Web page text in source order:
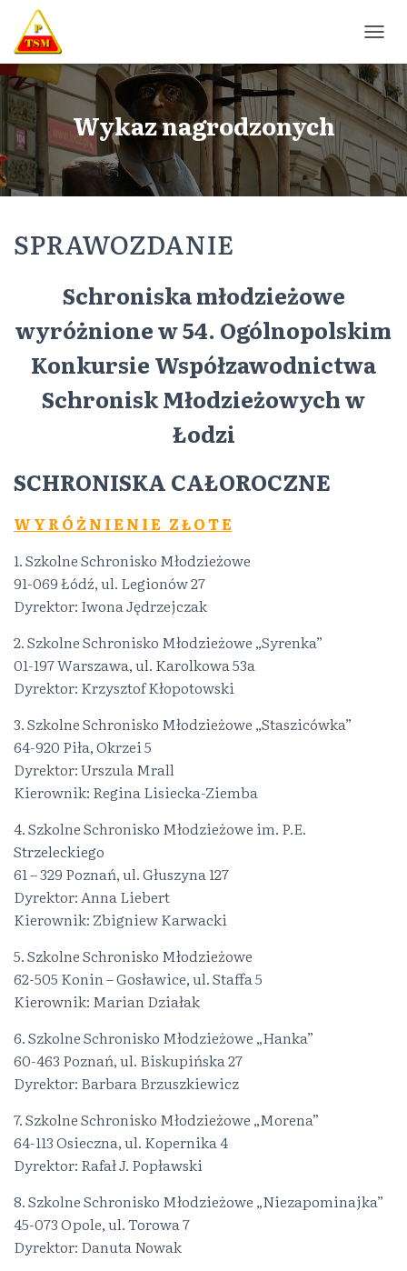
R
Z
E
Ł
Ą
N
A
Wykaz nagrodzonych
SPRAWOZDANIE
Schroniska młodzieżowe
wyróżnione w 54. Ogólnopolskim
Konkursie Współzawodnictwa
Schronisk Młodzieżowych w
Łodzi
SCHRONISKA CAŁOROCZNE
W Y R Ó Ż N I E N I E Z Ł O T E
1. Szkolne Schronisko Młodzieżowe
91-069 Łódź, ul. Legionów 27
Dyrektor: Iwona Jędrzejczak
2. Szkolne Schronisko Młodzieżowe „Syrenka”
01-197 Warszawa, ul. Karolkowa 53a
Dyrektor: Krzysztof Kłopotowski
3. Szkolne Schronisko Młodzieżowe „Staszicówka”
64-920 Piła, Okrzei 5
Dyrektor: Urszula Mrall
Kierownik: Regina Lisiecka-Ziemba
4. Szkolne Schronisko Młodzieżowe im. P.E.
Strzeleckiego
61 – 329 Poznań, ul. Głuszyna 127
Dyrektor: Anna Liebert
Kierownik: Zbigniew Karwacki
5. Szkolne Schronisko Młodzieżowe
62-505 Konin – Gosławice, ul. Staffa 5
Kierownik: Marian Działak
6. Szkolne Schronisko Młodzieżowe „Hanka”
60-463 Poznań, ul. Biskupińska 27
Dyrektor: Barbara Brzuszkiewicz
7. Szkolne Schronisko Młodzieżowe „Morena”
64-113 Osieczna, ul. Kopernika 4
Dyrektor: Rafał J. Popławski
8. Szkolne Schronisko Młodzieżowe „Niezapominajka”
45-073 Opole, ul. Torowa 7
Dyrektor: Danuta Nowak